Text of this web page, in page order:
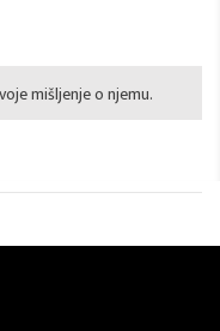
mišljenje o njemu.